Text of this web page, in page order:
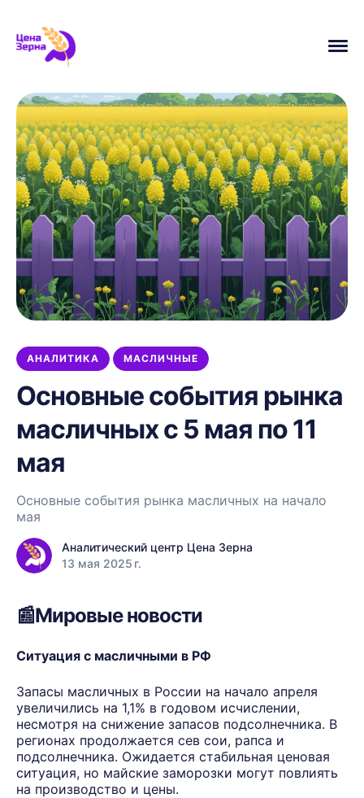
АНАЛИТИКА МАСЛИЧНЫЕ
Основные события рынка
масличных с 5 мая по 11
мая
Основные события рынка масличных на начало
мая
Аналитический центр Цена Зерна
13 мая 2025 г.
📰Мировые новости
Ситуация с масличными в РФ
Запасы масличных в России на начало апреля
увеличились на 1,1% в годовом исчислении,
несмотря на снижение запасов подсолнечника. В
регионах продолжается сев сои, рапса и
подсолнечника. Ожидается стабильная ценовая
ситуация, но майские заморозки могут повлиять
на производство и цены.
АНАЛИТИКА ПШЕНИЦА УРОЖАЙ
ЦЕНЫ УБОРОЧНАЯ МАСЛИЧНЫЕ
НОВОСТИ ЭКСПОРТ ИСТОРИЯ
МИНСЕЛЬХОЗ